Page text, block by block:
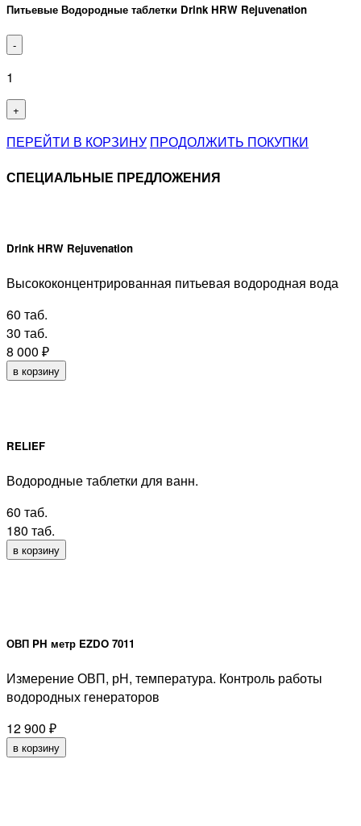
Питьевые Водородные таблетки Drink HRW Rejuvenation
-
1
+
ПЕРЕЙТИ В КОРЗИНУ ПРОДОЛЖИТЬ ПОКУПКИ
СПЕЦИАЛЬНЫЕ ПРЕДЛОЖЕНИЯ
Drink HRW Rejuvenation
Высококонцентрированная питьевая водородная вода
60 таб.
30 таб.
8 000 ₽
в корзину
RELIEF
Водородные таблетки для ванн.
60 таб.
180 таб.
в корзину
ОВП PH метр EZDO 7011
Измерение ОВП, рН, температура. Контроль работы
водородных генераторов
12 900 ₽
в корзину